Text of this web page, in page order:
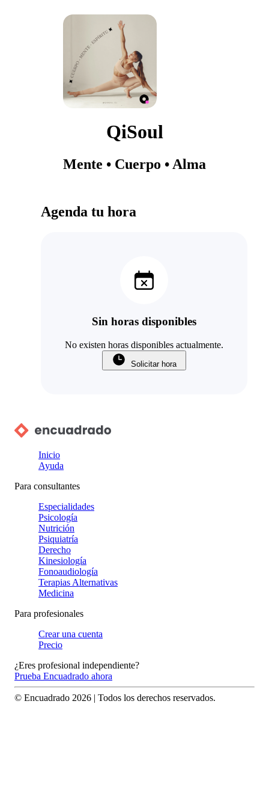
QiSoul
Mente • Cuerpo • Alma
Agenda tu hora
Sin horas disponibles
No existen horas disponibles actualmente.
Solicitar hora
Inicio
Ayuda
Para consultantes
Especialidades
Psicología
Nutrición
Psiquiatría
Derecho
Kinesiología
Fonoaudiología
Terapias Alternativas
Medicina
Para profesionales
Crear una cuenta
Precio
¿Eres profesional independiente?
Prueba Encuadrado ahora
© Encuadrado 2026 | Todos los derechos reservados.